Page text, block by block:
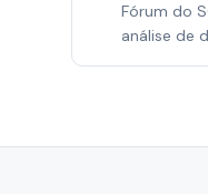
Fórum do
análise de